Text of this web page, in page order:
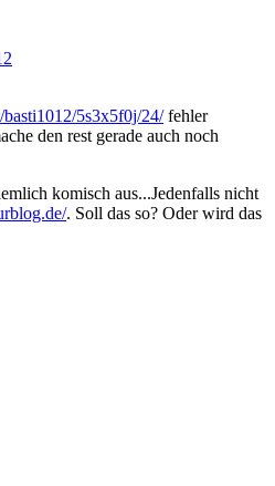
5s3x5f0j/24/fehler
den rest gerade auch noch
komisch aus...Jedenfalls nicht
. Soll das so? Oder wird das